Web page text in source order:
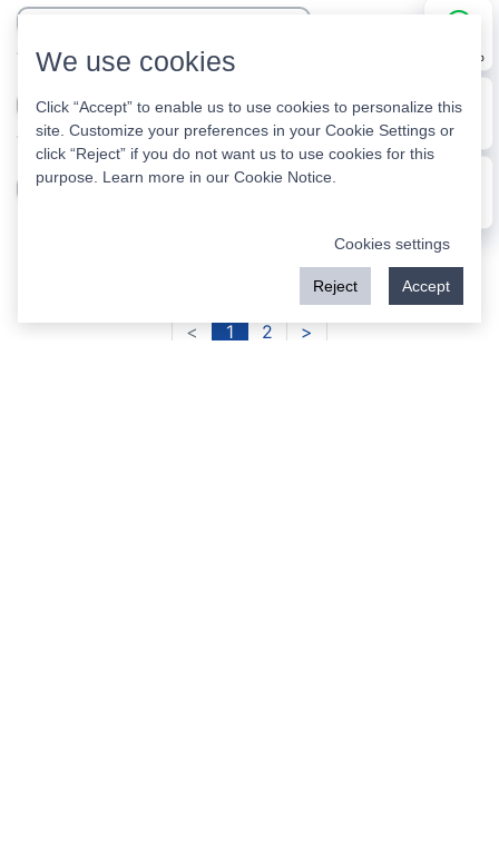
Transformer
Transformador de distribución de tipo de aceite de
35kV 200kVA
Transformador de distribución inmersa de aceite de
6kV a 15kV
WhatsApp
E-mail
We use cookies
Click “Accept” to enable us to use cookies to personalize this
site. Customize your preferences in your Cookie Settings or
click “Reject” if you do not want us to use cookies for this
purpose. Learn more in our Cookie Notice
Cookies settings
Reject Accept